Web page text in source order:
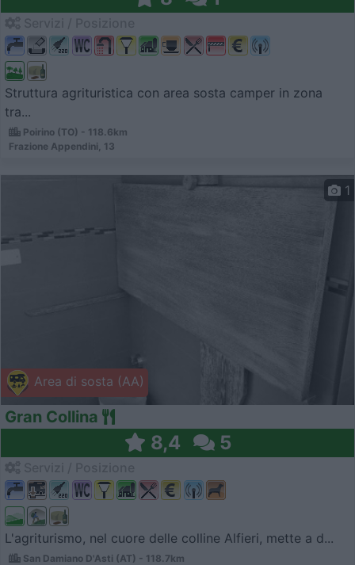
Struttura agrituristica con area sosta camper in zona
tra...
Poirino (TO) - 118.6km
Frazione Appendini, 13
Area di sosta (AA)
1
Gran Collina
8,4 5
L'agriturismo, nel cuore delle colline Alfieri, mette a d...
San Damiano D'Asti (AT) - 118.7km